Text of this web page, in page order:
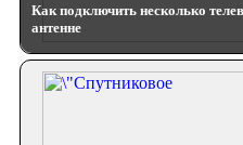
Как подключить несколько
антенне